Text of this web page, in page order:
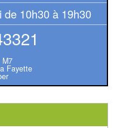
10h30 à 19h30
Fayette